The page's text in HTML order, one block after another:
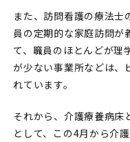
また、訪問看護の療法士
員の定期的な家庭訪問が
て、職員のほとんどが理
が少ない事業所などは、
れています。
それから、介護療養病床
として、この4月から介